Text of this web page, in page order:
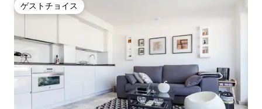
ゲストチョイス
ゲストチョイス